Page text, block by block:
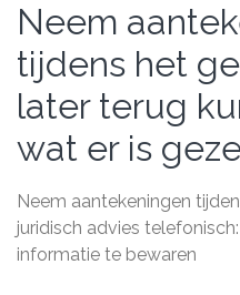
Neem
tijdens het
later terug
wat er is
Neem aantekeningen
juridisch advies
informatie te bewaren